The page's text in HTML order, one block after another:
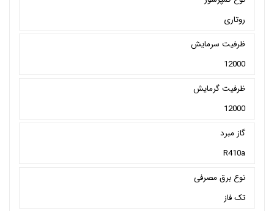
روتاری
ظرفیت سرمایش
12000
ظرفیت گرمایش
12000
گاز مبرد
R410a
نوع برق مصرفی
تک فاز